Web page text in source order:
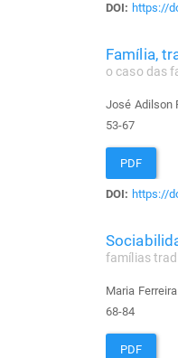
DOI: https://
Família,
o caso das
José Adilson
53-67
PDF
DOI: https://
famílias
Maria Ferreira
68-84
PDF